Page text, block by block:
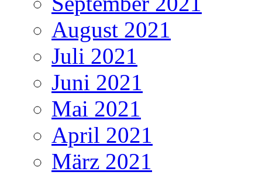
August 2021
Juli 2021
Juni 2021
Mai 2021
April 2021
März 2021